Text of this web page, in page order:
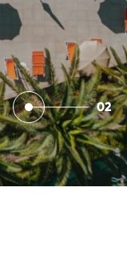
02